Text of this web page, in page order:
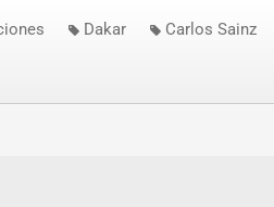
Dakar Carlos Sainz